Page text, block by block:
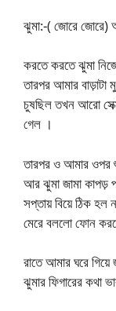
ঝুমা:-( জোরে
করতে করতে ঝুমা
তারপর আমার বাড়াটা
চুষছিল তখন আরো
গেল ।
তারপর ও আমার ওপর
আর ঝুমা জামা কাপড়
সপ্তায় বিয়ে ঠিক
মেরে বললো ফোন
রাতে আমার ঘরে গিয়ে
ঝুমার ফিগারের কথা